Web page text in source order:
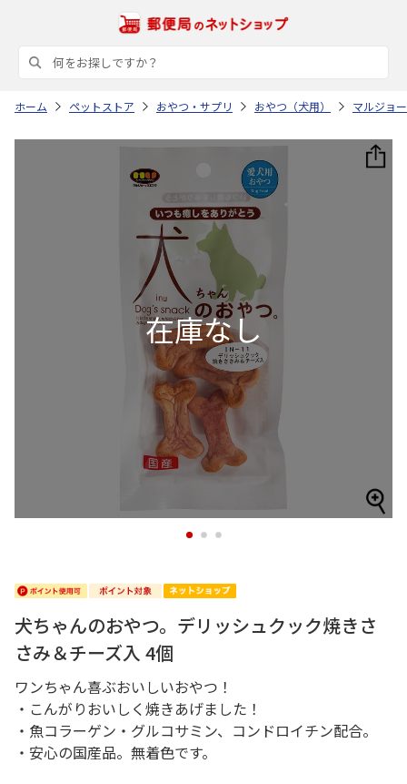
ホーム ペットストア おやつ・サプリ おやつ（犬用） マルジョ
1 2 3
犬ちゃんのおやつ。デリッシュクック焼きさ
さみ＆チーズ入 4個
ワンちゃん喜ぶおいしいおやつ！
・こんがりおいしく焼きあげました！
・魚コラーゲン・グルコサミン、コンドロイチン配合。
・安心の国産品。無着色です。